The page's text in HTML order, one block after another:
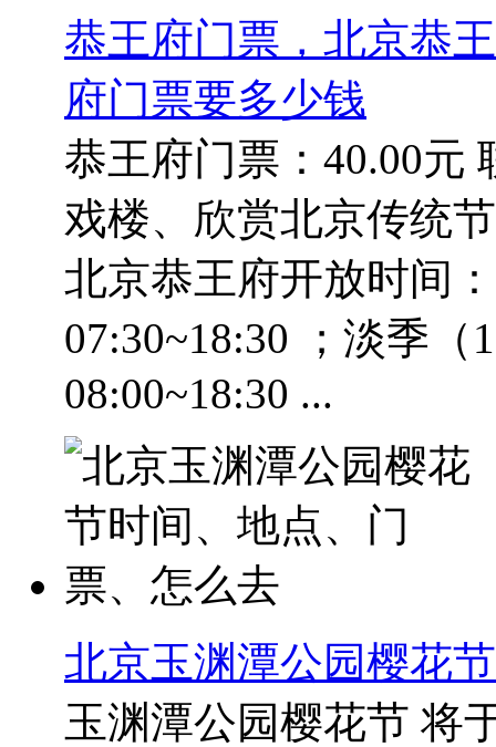
恭王府门票，北京恭
府门票要多少钱
恭王府门票：40.00元
戏楼、欣赏北京传统
北京恭王府开放时间
07:30~18:30 ；淡季（
08:00~18:30 ...
北京玉渊潭公园樱花
玉渊潭公园樱花节 将